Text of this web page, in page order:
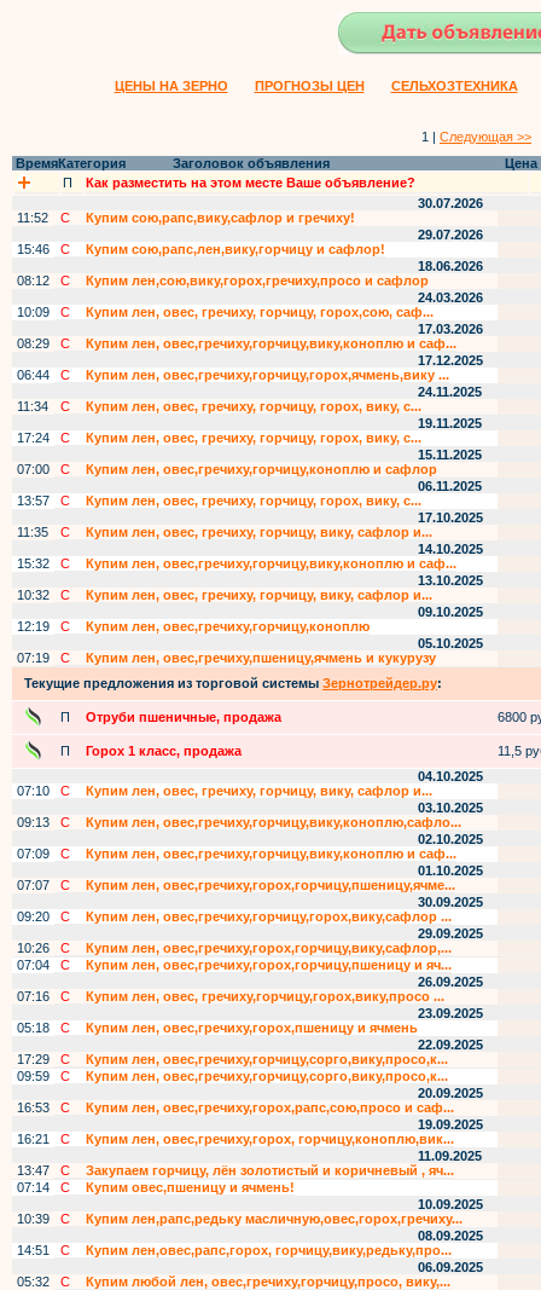
ЦЕНЫ НА ЗЕРНО ПРОГНОЗЫ ЦЕН СЕЛЬХОЗТЕХНИКА
1 | Следующая >>
ВремяКатегория Заголовок объявления
Цена
П
Как разместить на этом месте Ваше объявление?
30.07.2026
11:52
С
Купим сою,рапс,вику,сафлор и гречиху!
29.07.2026
15:46
С
Купим сою,рапс,лен,вику,горчицу и сафлор!
18.06.2026
08:12
С
Купим лен,сою,вику,горох,гречиху,просо и сафлор
24.03.2026
10:09
С
Купим лен, овес, гречиху, горчицу, горох,сою, саф...
17.03.2026
08:29
С
Купим лен, овес,гречиху,горчицу,вику,коноплю и саф...
17.12.2025
06:44
С
Купим лен, овес,гречиху,горчицу,горох,ячмень,вику ...
24.11.2025
11:34
С
Купим лен, овес, гречиху, горчицу, горох, вику, с...
19.11.2025
17:24
С
Купим лен, овес, гречиху, горчицу, горох, вику, с...
15.11.2025
07:00
С
Купим лен, овес,гречиху,горчицу,коноплю и сафлор
06.11.2025
13:57
С
Купим лен, овес, гречиху, горчицу, горох, вику, с...
17.10.2025
11:35
С
Купим лен, овес, гречиху, горчицу, вику, сафлор и...
14.10.2025
15:32
С
Купим лен, овес,гречиху,горчицу,вику,коноплю и саф...
13.10.2025
10:32
С
Купим лен, овес, гречиху, горчицу, вику, сафлор и...
09.10.2025
12:19
С
Купим лен, овес,гречиху,горчицу,коноплю
05.10.2025
07:19
С
Купим лен, овес,гречиху,пшеницу,ячмень и кукурузу
Текущие предложения из торговой системы Зернотрейдер.ру:
П Отруби пшеничные, продажа 6800
П Горох 1 класс, продажа
11,5
04.10.2025
07:10
С
Купим лен, овес, гречиху, горчицу, вику, сафлор и...
03.10.2025
09:13
С
Купим лен, овес,гречиху,горчицу,вику,коноплю,сафло...
02.10.2025
07:09
С
Купим лен, овес,гречиху,горчицу,вику,коноплю и саф...
01.10.2025
07:07
С
Купим лен, овес,гречиху,горох,горчицу,пшеницу,ячме...
30.09.2025
09:20
С
Купим лен, овес,гречиху,горчицу,горох,вику,сафлор ...
29.09.2025
10:26
С
Купим лен, овес,гречиху,горох,горчицу,вику,сафлор,...
07:04
С
Купим лен, овес,гречиху,горох,горчицу,пшеницу и яч...
26.09.2025
07:16
С
Купим лен, овес, гречиху,горчицу,горох,вику,просо ...
23.09.2025
05:18
С
Купим лен, овес,гречиху,горох,пшеницу и ячмень
22.09.2025
17:29
С
Купим лен, овес,гречиху,горчицу,сорго,вику,просо,к...
09:59
С
Купим лен, овес,гречиху,горчицу,сорго,вику,просо,к...
20.09.2025
16:53
С
Купим лен, овес,гречиху,горох,рапс,сою,просо и саф...
19.09.2025
16:21
С
Купим лен, овес,гречиху,горох, горчицу,коноплю,вик...
11.09.2025
13:47
С
Закупаем горчицу, лён золотистый и коричневый , яч...
07:14
С
Купим овес,пшеницу и ячмень!
10.09.2025
10:39
С
Купим лен,рапс,редьку масличную,овес,горох,гречиху...
08.09.2025
14:51
С
Купим лен,овес,рапс,горох, горчицу,вику,редьку,про...
06.09.2025
05:32
С
Купим любой лен, овес,гречиху,горчицу,просо, вику,...